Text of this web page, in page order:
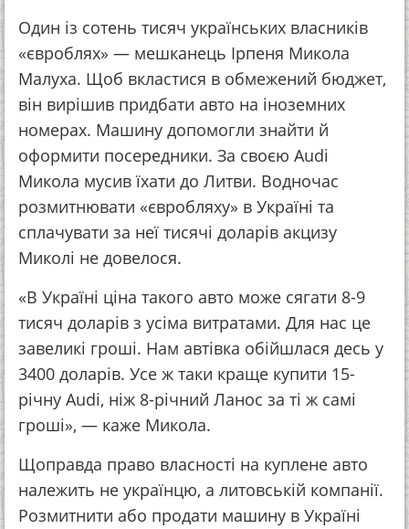
Один із сотень тисяч українських власників
«євроблях» — мешканець Ірпеня Микола
Малуха. Щоб вкластися в обмежений бюджет,
він вирішив придбати авто на іноземних
номерах. Машину допомогли знайти й
оформити посередники. За своєю Audi
Микола мусив їхати до Литви. Водночас
розмитнювати «євробляху» в Україні та
сплачувати за неї тисячі доларів акцизу
Миколі не довелося.
«В Україні ціна такого авто може сягати 8-9
тисяч доларів з усіма витратами. Для нас це
завеликі гроші. Нам автівка обійшлася десь у
3400 доларів. Усе ж таки краще купити 15-
річну Audi, ніж 8-річний Ланос за ті ж самі
гроші», — каже Микола.
Щоправда право власності на куплене авто
належить не українцю, а литовській компанії.
Розмитнити або продати машину в Україні